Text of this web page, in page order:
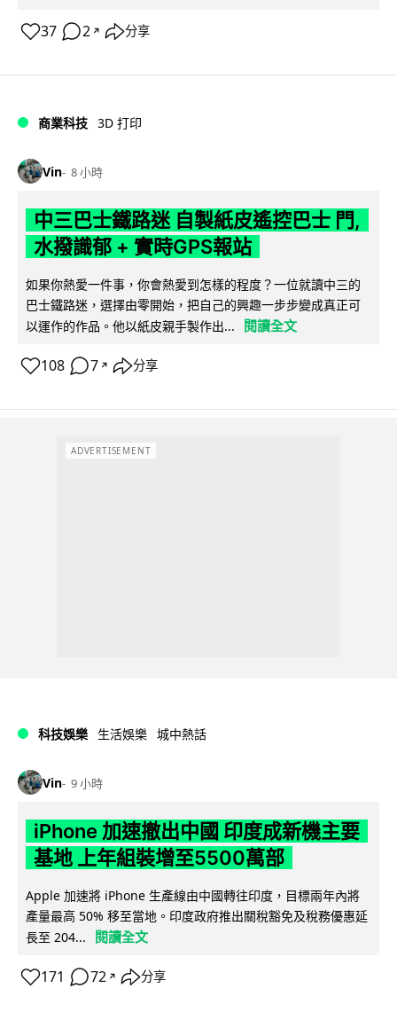
37 2 ↗ 分享
商業科技 3D 打印
Vin 8 小時
中三巴士鐵路迷 自製紙皮遙控巴士 門,
水撥識郁 + 實時GPS報站
如果你熱愛一件事，你會熱愛到怎樣的程度？一位就讀中三的
巴士鐵路迷，選擇由零開始，把自己的興趣一步步變成真正可
以運作的作品。他以紙皮親手製作出...
閱讀全文
108 7 ↗ 分享
ADVERTISEMENT
科技娛樂 生活娛樂 城中熱話
Vin 9 小時
iPhone 加速撤出中國 印度成新機主要
基地 上年組裝增至5500萬部
Apple 加速將 iPhone 生產線由中國轉往印度，目標兩年內將
產量最高 50% 移至當地。印度政府推出關稅豁免及稅務優惠延
長至 204...
閱讀全文
171 72 ↗ 分享